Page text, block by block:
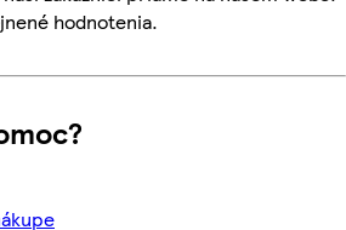
hodnotenia.